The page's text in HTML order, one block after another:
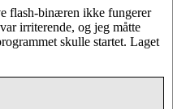
flash-binæren ikke fungerer
irriterende, og jeg måtte
skulle startet. Laget